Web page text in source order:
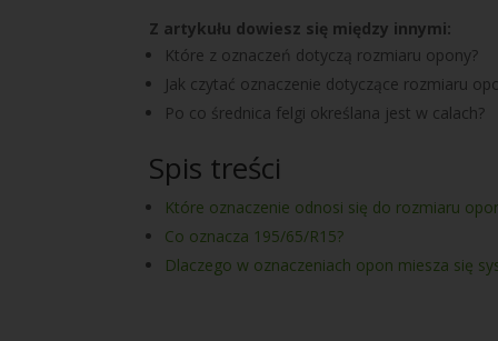
Z artykułu dowiesz się między innymi:
Które z oznaczeń dotyczą rozmiaru opony?
Jak czytać oznaczenie dotyczące rozmiaru
Po co średnica felgi określana jest w calach?
Spis treści
Które oznaczenie odnosi się do rozmiaru
Co oznacza 195/65/R15?
Dlaczego w oznaczeniach opon miesza się